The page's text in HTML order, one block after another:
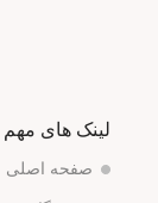
لینک های مهم
صفحه اصلی